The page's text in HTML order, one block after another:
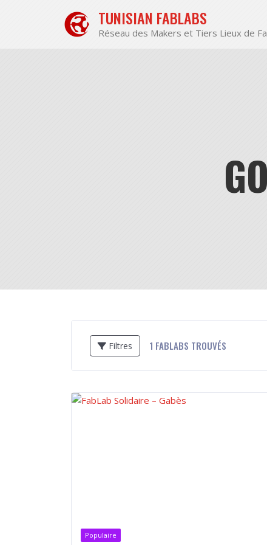
TUNISIAN FABLABS
Réseau des Makers et Tiers Lieux de
Filtres 1 FABLABS TROUVÉS
Populaire